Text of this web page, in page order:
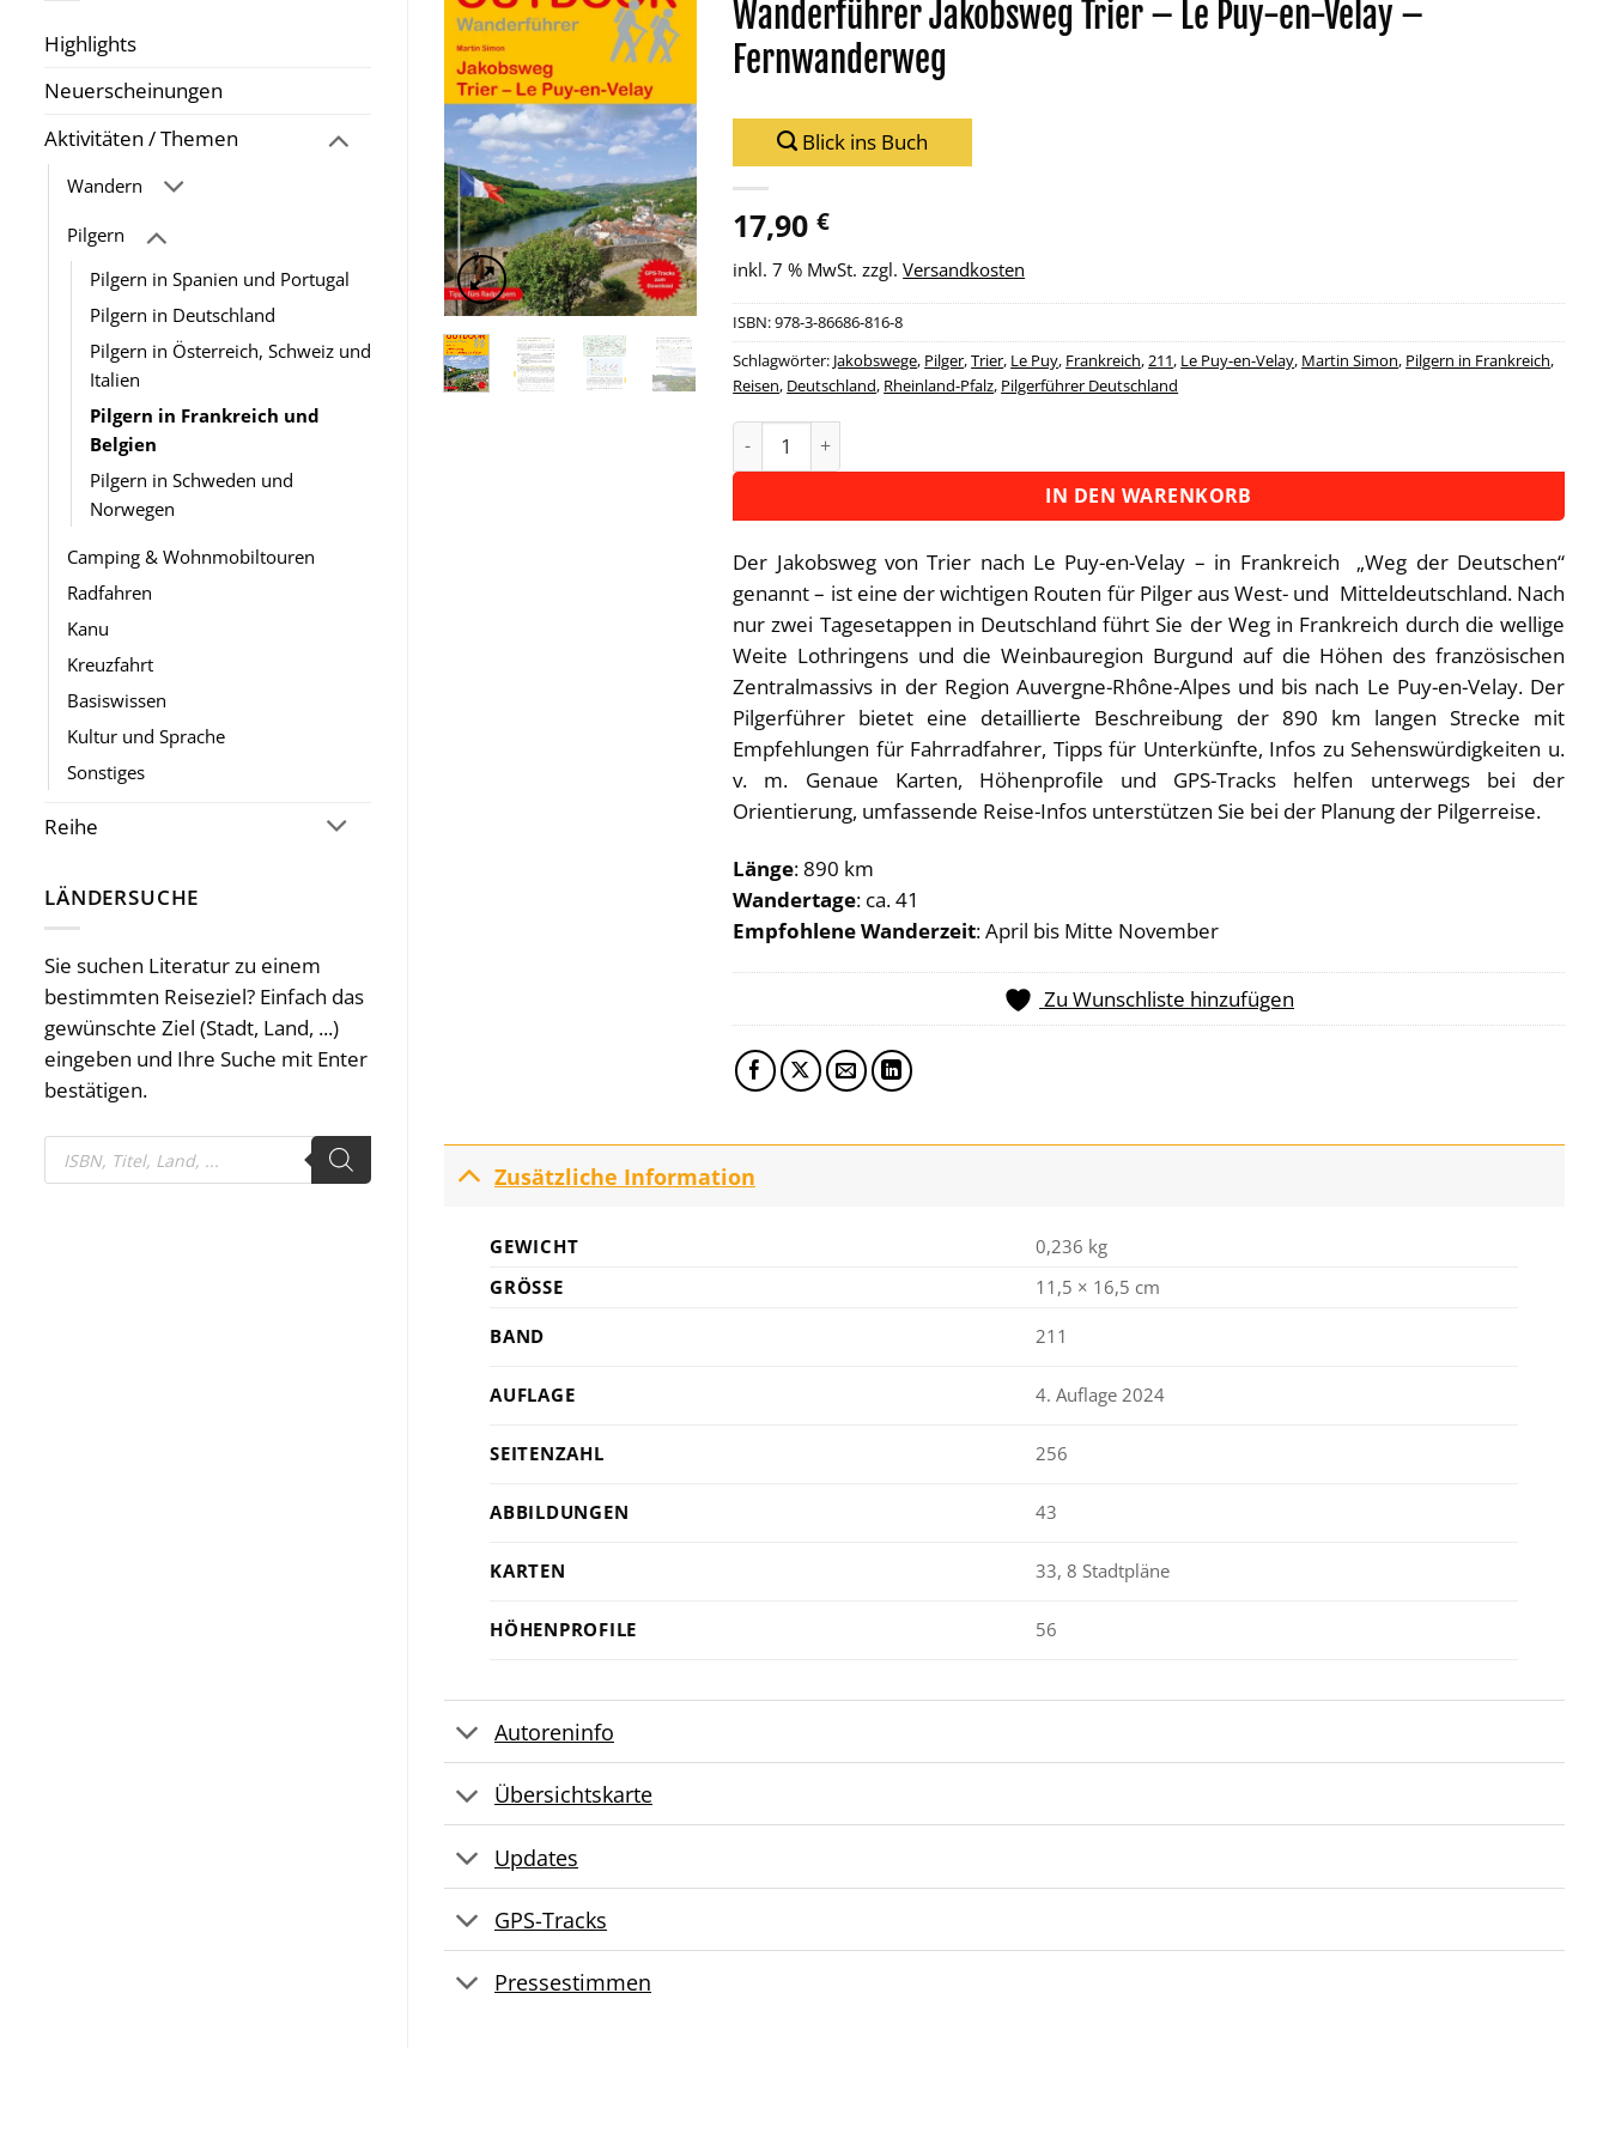
Highlights
Neuerscheinungen
Aktivitäten / Themen
Wandern
Pilgern
Pilgern in Spanien und Portugal
Pilgern in Deutschland
Pilgern in Österreich, Schweiz und
Italien
Pilgern in Frankreich und
Belgien
Pilgern in Schweden und
Norwegen
Camping & Wohnmobiltouren
Radfahren
Kanu
Kreuzfahrt
Basiswissen
Kultur und Sprache
Sonstiges
Reihe
LÄNDERSUCHE
Sie suchen Literatur zu einem
bestimmten Reiseziel? Einfach das
gewünschte Ziel (Stadt, Land, ...)
eingeben und Ihre Suche mit Enter
bestätigen.
Products
search
Zu
Wunschliste
hinzufügen
Wanderführer Jakobsweg Trier – Le Puy-en-Velay –
Fernwanderweg
Blick ins Buch
17,90€
inkl. 7 % MwSt. zzgl.Versandkosten
ISBN:978-3-86686-816-8
Schlagwörter: Jakobswege, Pilger,Trier, Le Puy, Frankreich,211, Le Puy-en-Velay, Martin Simon, Pilgern in Frankreich,
Reisen, Deutschland, Rheinland-Pfalz, Pilgerführer Deutschland
Wanderführer Jakobsweg Trier - Le Puy-en-Velay - Fernwanderweg Menge
IN DEN WARENKORB
Alternative:
Der Jakobsweg von Trier nach Le Puy-en-Velay – in Frankreich „Weg der Deutschen“
genannt – ist eine der wichtigen Routen für Pilger aus West- und Mitteldeutschland. Nach
nur zwei Tagesetappen in Deutschland führt Sie der Weg in Frankreich durch die wellige
Weite Lothringens und die Weinbauregion Burgund auf die Höhen des französischen
Zentralmassivs in der Region Auvergne-Rhône-Alpes und bis nach Le Puy-en-Velay. Der
Pilgerführer bietet eine detaillierte Beschreibung der 890 km langen Strecke mit
Empfehlungen für Fahrradfahrer, Tipps für Unterkünfte, Infos zu Sehenswürdigkeiten u.
v. m. Genaue Karten, Höhenprofile und GPS-Tracks helfen unterwegs bei der
Orientierung, umfassende Reise-Infos unterstützen Sie bei der Planung der Pilgerreise.
Länge: 890 km
Wandertage: ca. 41
Empfohlene Wanderzeit: April bis Mitte November
Zu Wunschliste hinzufügen
Zusätzliche Information
GEWICHT
0,236 kg
GRÖSSE
11,5 × 16,5 cm
BAND 211
AUFLAGE 4. Auflage 2024
SEITENZAHL 256
ABBILDUNGEN 43
KARTEN 33, 8 Stadtpläne
HÖHENPROFILE 56
Autoreninfo
Übersichtskarte
Updates
GPS-Tracks
Pressestimmen